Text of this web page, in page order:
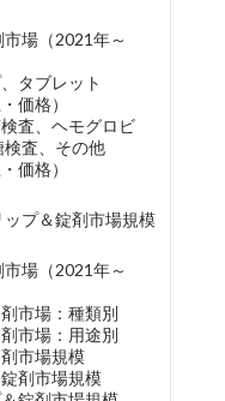
場（2021年～
タブレット
価格）
査、ヘモグロビ
査、その他
価格）
プ＆錠剤市場規模
場（2021年～
市場：種類別
市場：用途別
市場規模
剤市場規模